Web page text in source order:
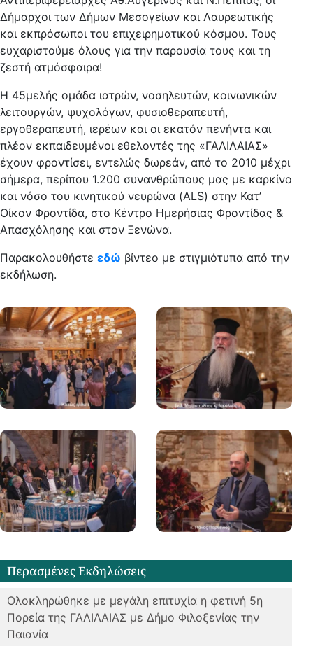
Δήμαρχοι των Δήμων Μεσογείων και Λαυρεωτικής
και εκπρόσωποι του επιχειρηματικού κόσμου. Τους
ευχαριστούμε όλους για την παρουσία τους και τη
ζεστή ατμόσφαιρα!
Η 45μελής ομάδα ιατρών, νοσηλευτών, κοινωνικών
λειτουργών, ψυχολόγων, φυσιοθεραπευτή,
εργοθεραπευτή, ιερέων και οι εκατόν πενήντα και
πλέον εκπαιδευμένοι εθελοντές της «ΓΑΛΙΛΑΙΑΣ»
έχουν φροντίσει, εντελώς δωρεάν, από το 2010 μέχρι
σήμερα, περίπου 1.200 συνανθρώπους μας με καρκίνο
και νόσο του κινητικού νευρώνα (ALS) στην Κατ’
Οίκον Φροντίδα, στο Κέντρο Ημερήσιας Φροντίδας &
Απασχόλησης και στον Ξενώνα.
Παρακολουθήστε εδώ βίντεο με στιγμιότυπα από την
εκδήλωση.
Περασμένες Eκδηλώσεις
Oλοκληρώθηκε με μεγάλη επιτυχία η φετινή 5η
Πορεία της ΓΑΛΙΛΑΙΑΣ με Δήμο Φιλοξενίας την
Παιανία